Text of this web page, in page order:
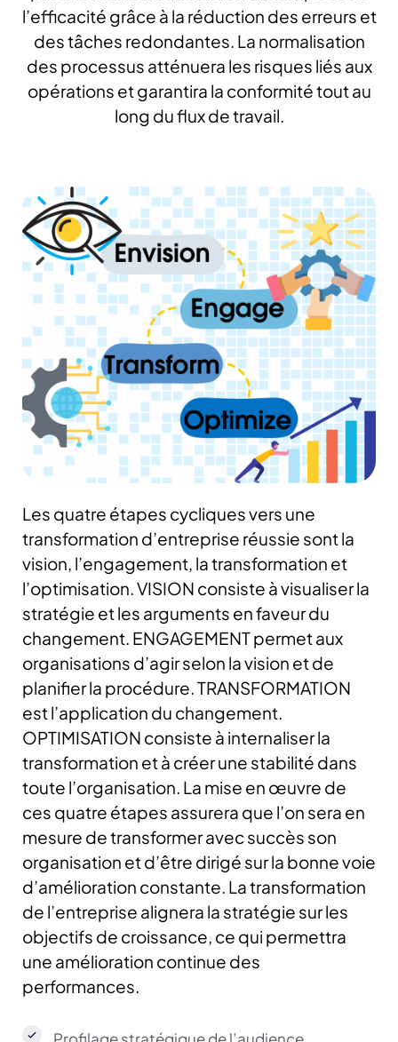
l’efficacité grâce à la réduction des erreurs et
des tâches redondantes. La normalisation
des processus atténuera les risques liés aux
opérations et garantira la conformité tout au
long du flux de travail.
Les quatre étapes cycliques vers une
transformation d’entreprise réussie sont la
vision, l’engagement, la transformation et
l’optimisation. VISION consiste à visualiser la
stratégie et les arguments en faveur du
changement. ENGAGEMENT permet aux
organisations d’agir selon la vision et de
planifier la procédure. TRANSFORMATION
est l’application du changement.
OPTIMISATION consiste à internaliser la
transformation et à créer une stabilité dans
toute l’organisation. La mise en œuvre de
ces quatre étapes assurera que l’on sera en
mesure de transformer avec succès son
organisation et d’être dirigé sur la bonne voie
d’amélioration constante. La transformation
de l’entreprise alignera la stratégie sur les
objectifs de croissance, ce qui permettra
une amélioration continue des
performances.
Profilage stratégique de l’audience